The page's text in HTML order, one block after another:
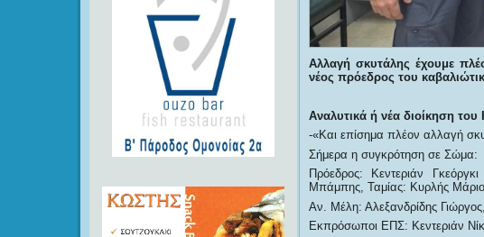
Αλλαγή σκυτάλης έχουμε
νέος πρόεδρος του
Αναλυτικά ή νέα διοίκηση
-«Και επίσημα πλέον αλλαγή
Σήμερα η συγκρότηση σε Σώμα:
Πρόεδρος: Κεντεριάν
Μπάμπης, Ταμίας: Κυρλής
Αν. Μέλη: Αλεξανδρίδης
Εκπρόσωποι ΕΠΣ: Κεντεριάν